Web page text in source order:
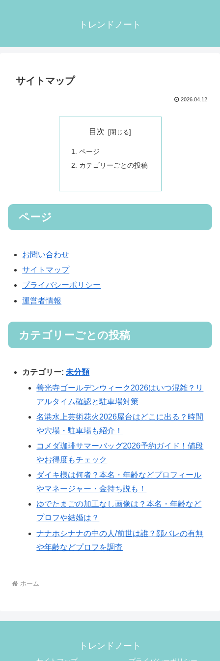
トレンドノート
サイトマップ
2026.04.12
目次
ページ
カテゴリーごとの投稿
ページ
お問い合わせ
サイトマップ
プライバシーポリシー
運営者情報
カテゴリーごとの投稿
カテゴリー:未分類
善光寺ゴールデンウィーク2026はいつ混雑？リ
アルタイム確認と駐車場対策
名港水上芸術花火2026屋台はどこに出る？時間
や穴場・駐車場も紹介！
コメダ珈琲サマーバッグ2026予約ガイド！値段
やお得度もチェック
ダイキ様は何者？本名・年齢などプロフィール
やマネージャー・金持ち説も！
ゆでたまごの加工なし画像は？本名・年齢など
プロフや結婚は？
ナナホシナナの中の人/前世は誰？顔バレの有無
や年齢などプロフを調査
ホーム
トレンドノート